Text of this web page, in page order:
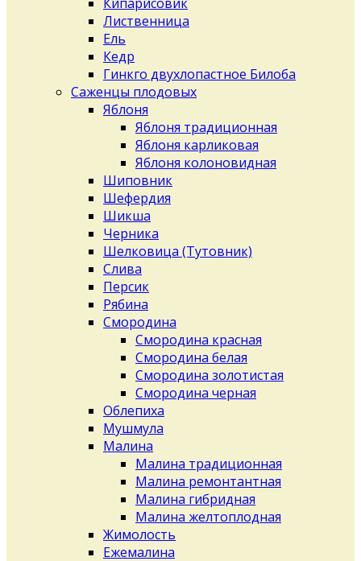
Лиственница
Ель
Кедр
Гинкго двухлопастное Билоба
Саженцы плодовых
Яблоня
Яблоня традиционная
Яблоня карликовая
Яблоня колоновидная
Шиповник
Шефердия
Шикша
Черника
Шелковица (Тутовник)
Слива
Персик
Рябина
Смородина
Смородина красная
Смородина белая
Смородина золотистая
Смородина черная
Облепиха
Мушмула
Малина
Малина традиционная
Малина ремонтантная
Малина гибридная
Малина желтоплодная
Жимолость
Ежемалина